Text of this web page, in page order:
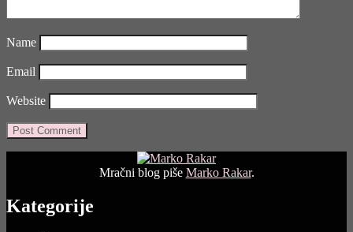
Name
Email
Website
Mračni blog piše Marko Rakar.
Kategorije